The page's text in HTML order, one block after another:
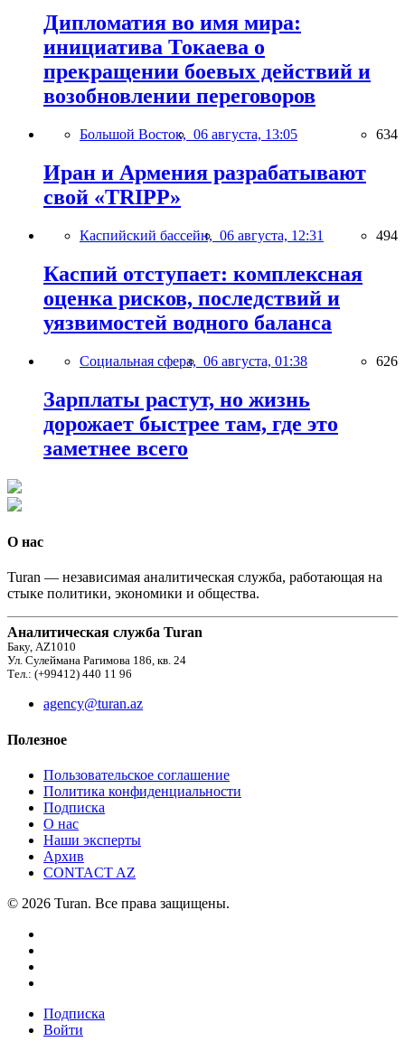
Дипломатия во имя мира:
инициатива Токаева о
прекращении боевых действий и
возобновлении переговоров
Большой Восток, 06 августа, 13:05 634
Иран и Армения разрабатывают
свой «TRIPP»
Каспийский бассейн, 06 августа, 12:31 494
Каспий отступает: комплексная
оценка рисков, последствий и
уязвимостей водного баланса
Социальная сфера, 06 августа, 01:38 626
Зарплаты растут, но жизнь
дорожает быстрее там, где это
заметнее всего
О нас
Turan — независимая аналитическая служба, работающая на
стыке политики, экономики и общества.
Аналитическая служба Turan
Баку, AZ1010
Ул. Сулеймана Рагимова 186, кв. 24
Тел.: (+99412) 440 11 96
agency@turan.az
Полезное
Пользовательское соглашение
Политика конфиденциальности
Подписка
О нас
Наши эксперты
Архив
CONTACT AZ
© 2026 Turan. Все права защищены.
Подписка
Войти